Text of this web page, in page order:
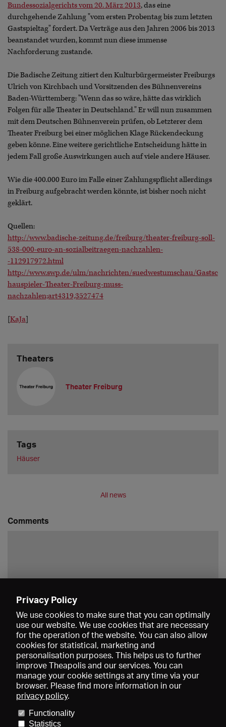
Bundessozialgerichts vom 20. März 2013, das eine
durchgehende Zahlung "vom ersten Probentag bis zum letzten
Gastspieltag" fordert. Da Verträge aus den Jahren 2006 bis 2013
beanstandet wurden, kommt nun diese immense
Nachforderung zustande.
Die Badische Zeitung zitiert den Kulturbürgermeister Freiburgs
Ulrich von Kirchbach und Vorsitzenden des Bühnenvereins
Baden-Württemberg: "Wenn das so wäre, hätte das wirklich
Folgen für alle Theater in Deutschland." Er will nun zusammen
mit dem Deutschen Bühnenverein prüfen, ob Letzterer dem
Theater Freiburg bei einer möglichen Klage Rückendeckung
geben könne. Eine weitere gerichtliche Entscheidung hätte in
jedem Fall große Auswirkungen auch auf viele andere Häuser.
Wie die 400.000 Euro im Falle einer Zahlungspflicht allerdings
in Freiburg aufgebracht werden könnte, ist bisher noch nicht
geklärt.
Quellen:
http://www.badische-zeitung.de/freiburg/theater-freiburg-soll-
538-000-euro-an-sozialbeitraegen-nachzahlen-
-112917972.html
http://www.swp.de/ulm/nachrichten/suedwestumschau/Gastsc
hauspieler-Theater-Freiburg-muss-
nachzahlen;art4319,3527474
[KaJa]
Theaters
Theater Freiburg
Tags
Häuser
All news
Comments
About us
Imprint
Privacy Policy
We use cookies to make sure that you can optimally
use our website. We use cookies that are necessary
for the operation of the website. You can also allow
cookies for statistical, marketing and
personalisation purposes. This helps us to further
improve Theapolis and our services. You can
manage your cookie settings at any time via your
browser. Please find more information in our
privacy policy.
Functionality
Statistics